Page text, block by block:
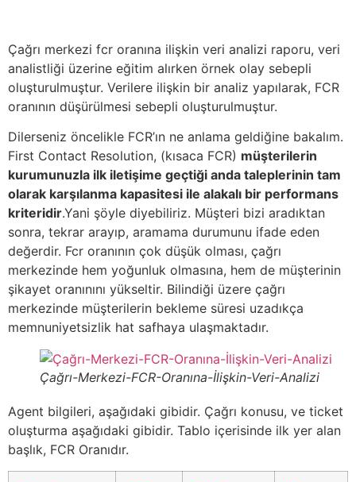
Çağrı merkezi fcr oranına ilişkin veri analizi raporu, veri
analistliği üzerine eğitim alırken örnek olay sebepli
oluşturulmuştur. Verilere ilişkin bir analiz yapılarak, FCR
oranının düşürülmesi sebepli oluşturulmuştur.
Dilerseniz öncelikle FCR’ın ne anlama geldiğine bakalım.
First Contact Resolution, (kısaca FCR) müşterilerin
kurumunuzla ilk iletişime geçtiği anda taleplerinin tam
olarak karşılanma kapasitesi ile alakalı bir performans
kriteridir.Yani şöyle diyebiliriz. Müşteri bizi aradıktan
sonra, tekrar arayıp, aramama durumunu ifade eden
değerdir. Fcr oranının çok düşük olması, çağrı
merkezinde hem yoğunluk olmasına, hem de müşterinin
şikayet oranınını yükseltir. Bilindiği üzere çağrı
merkezinde müşterilerin bekleme süresi uzadıkça
memnuniyetsizlik hat safhaya ulaşmaktadır.
Çağrı-Merkezi-FCR-Oranına-İlişkin-Veri-Analizi
Agent bilgileri, aşağıdaki gibidir. Çağrı konusu, ve ticket
oluşturma aşağıdaki gibidir. Tablo içerisinde ilk yer alan
başlık, FCR Oranıdır.